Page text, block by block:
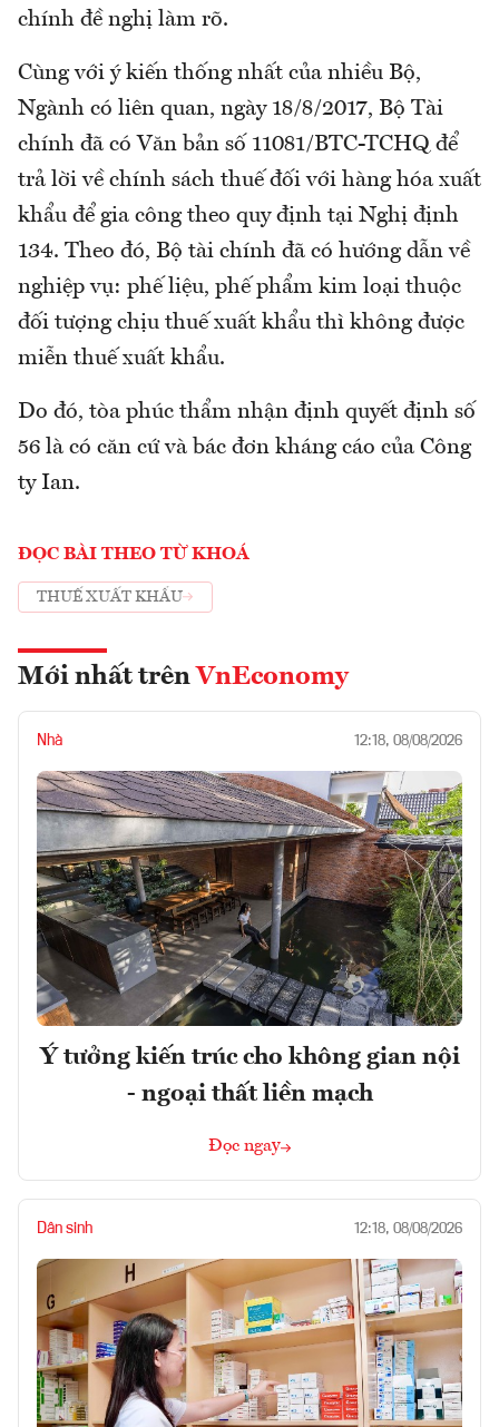
chính đề nghị làm rõ.
Cùng với ý kiến thống nhất của nhiều Bộ,
Ngành có liên quan, ngày 18/8/2017, Bộ Tài
chính đã có Văn bản số 11081/BTC-TCHQ để
trả lời về chính sách thuế đối với hàng hóa xuất
khẩu để gia công theo quy định tại Nghị định
134. Theo đó, Bộ tài chính đã có hướng dẫn về
nghiệp vụ: phế liệu, phế phẩm kim loại thuộc
đối tượng chịu thuế xuất khẩu thì không được
miễn thuế xuất khẩu.
Do đó, tòa phúc thẩm nhận định quyết định số
56 là có căn cứ và bác đơn kháng cáo của Công
ty Ian.
ĐỌC BÀI THEO TỪ KHOÁ
THUẾ XUẤT KHẨU
Mới nhất trên VnEconomy
Nhà 12:18, 08/08/2026
Ý tưởng kiến trúc cho không gian nội
- ngoại thất liền mạch
Đọc ngay
Dân sinh 12:18, 08/08/2026